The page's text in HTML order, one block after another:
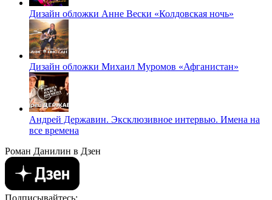
Дизайн обложки Анне Вески «Колдовская ночь»
Дизайн обложки Михаил Муромов «Афганистан»
Андрей Державин. Эксклюзивное интервью. Имена на
все времена
Роман Данилин в Дзен
Подписывайтесь: